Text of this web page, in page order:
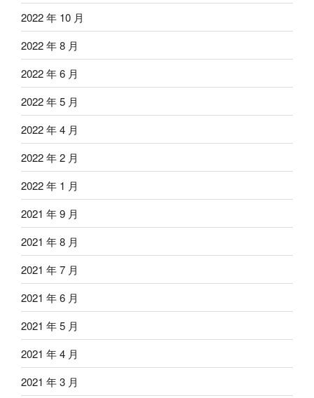
2022 年 10 月
2022 年 8 月
2022 年 6 月
2022 年 5 月
2022 年 4 月
2022 年 2 月
2022 年 1 月
2021 年 9 月
2021 年 8 月
2021 年 7 月
2021 年 6 月
2021 年 5 月
2021 年 4 月
2021 年 3 月